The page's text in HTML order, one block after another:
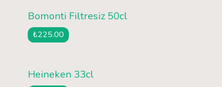
Bomonti Filtresiz 50cl
₺225.00
Heineken 33cl